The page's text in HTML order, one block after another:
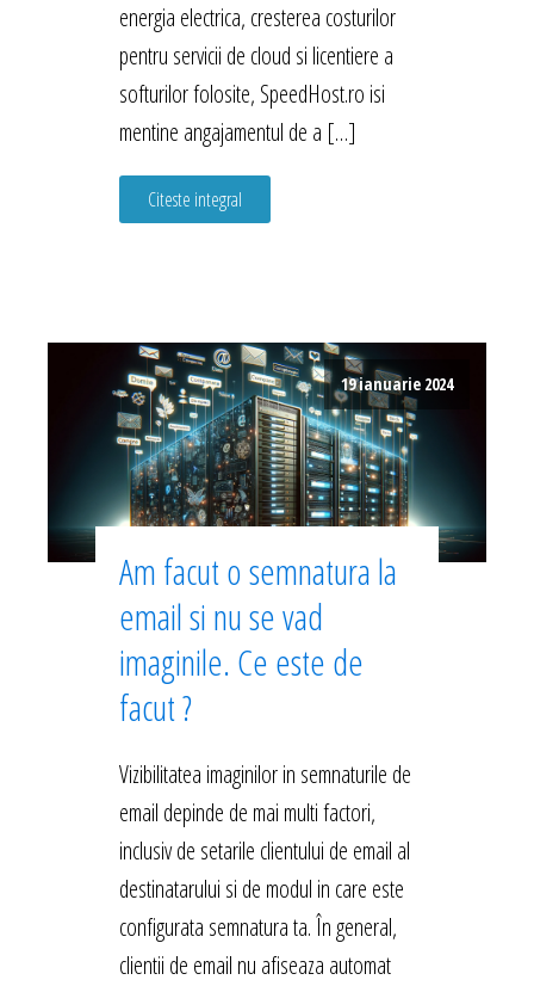
energia electrica, cresterea costurilor
pentru servicii de cloud si licentiere a
softurilor folosite, SpeedHost.ro isi
mentine angajamentul de a […]
Citeste integral
19 ianuarie 2024
Am facut o semnatura la
email si nu se vad
imaginile. Ce este de
facut ?
Vizibilitatea imaginilor in semnaturile de
email depinde de mai multi factori,
inclusiv de setarile clientului de email al
destinatarului si de modul in care este
configurata semnatura ta. În general,
clientii de email nu afiseaza automat